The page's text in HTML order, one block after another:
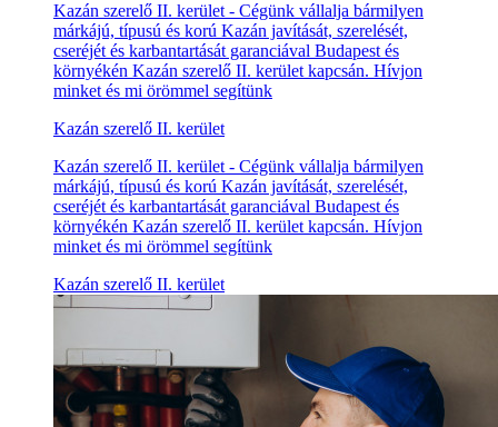
Kazán szerelő II. kerület - Cégünk vállalja bármilyen
márkájú, típusú és korú Kazán javítását, szerelését,
cseréjét és karbantartását garanciával Budapest és
környékén Kazán szerelő II. kerület kapcsán. Hívjon
minket és mi örömmel segítünk
Kazán szerelő II. kerület
Kazán szerelő II. kerület - Cégünk vállalja bármilyen
márkájú, típusú és korú Kazán javítását, szerelését,
cseréjét és karbantartását garanciával Budapest és
környékén Kazán szerelő II. kerület kapcsán. Hívjon
minket és mi örömmel segítünk
Kazán szerelő II. kerület